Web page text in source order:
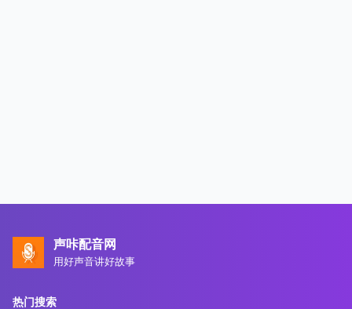
声咔配音网
用好声音讲好故事
热门搜索